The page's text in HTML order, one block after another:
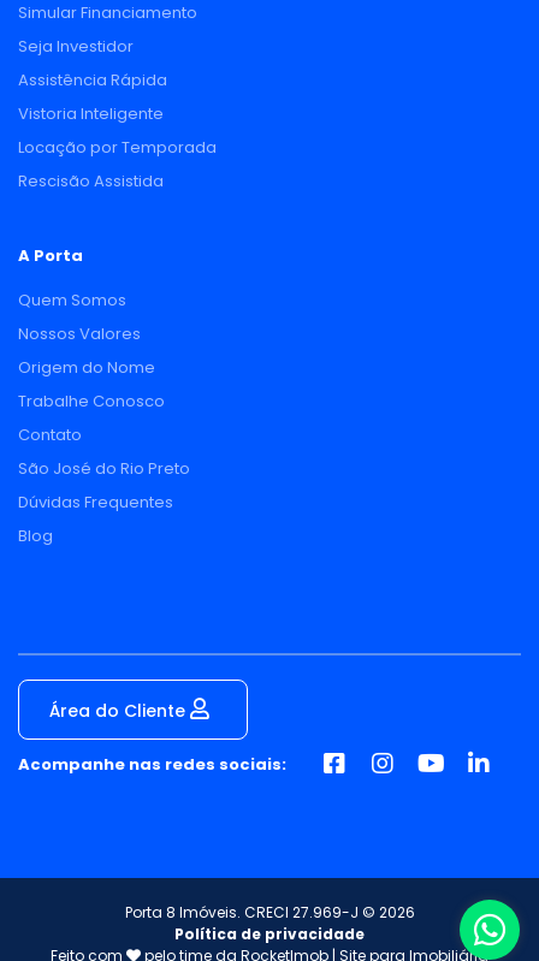
Simular Financiamento
Seja Investidor
Assistência Rápida
Vistoria Inteligente
Locação por Temporada
Rescisão Assistida
A Porta
Quem Somos
Nossos Valores
Origem do Nome
Trabalhe Conosco
Contato
São José do Rio Preto
Dúvidas Frequentes
Blog
Área do Cliente
Acompanhe nas redes sociais:
Porta 8 Imóveis. CRECI 27.969-J © 2026
Política de privacidade
Feito com
pelo time da RocketImob | Site para Imobiliária